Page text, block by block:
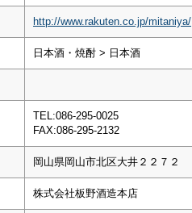
http://www.rakuten.co.jp/mitaniya/
日本酒・焼酎 > 日本酒
TEL:086-295-0025
FAX:086-295-2132
岡山県岡山市北区大井２２７２
株式会社板野酒造本店